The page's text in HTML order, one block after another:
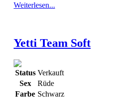
Weiterlesen...
Yetti Team Soft
Status Verkauft
Sex
Rüde
Farbe Schwarz